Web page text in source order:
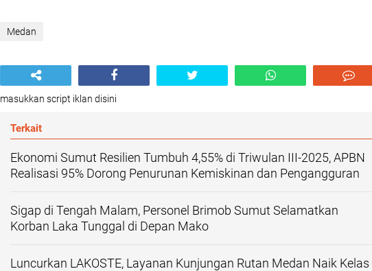
Medan
masukkan script iklan disini
Terkait
Ekonomi Sumut Resilien Tumbuh 4,55% di Triwulan III-2025, APBN
Realisasi 95% Dorong Penurunan Kemiskinan dan Pengangguran
Sigap di Tengah Malam, Personel Brimob Sumut Selamatkan
Korban Laka Tunggal di Depan Mako
Luncurkan LAKOSTE, Layanan Kunjungan Rutan Medan Naik Kelas